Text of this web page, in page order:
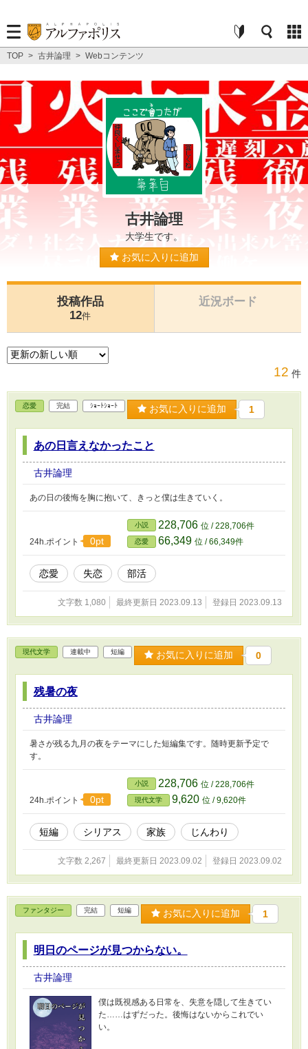
TOP > 古井論理 > Webコンテンツ
古井論理
大学生です。
お気に入りに追加
投稿作品
12件
近況ボード
12 件
恋愛 完結 ｼｮｰﾄｼｮｰﾄ お気に入りに追加 1
あの日言えなかったこと
古井論理
あの日の後悔を胸に抱いて、きっと僕は生きていく。
24h.ポイント 0pt
小説 228,706 位 / 228,706件
恋愛 66,349 位 / 66,349件
恋愛 失恋 部活
文字数 1,080 最終更新日 2023.09.13 登録日 2023.09.13
現代文学 連載中 短編 お気に入りに追加 0
残暑の夜
古井論理
暑さが残る九月の夜をテーマにした短編集です。随時更新予定で
す。
24h.ポイント 0pt
小説 228,706 位 / 228,706件
現代文学 9,620 位 / 9,620件
短編 シリアス 家族 じんわり
文字数 2,267 最終更新日 2023.09.02 登録日 2023.09.02
ファンタジー 完結 短編 お気に入りに追加 1
明日のページが見つからない。
古井論理
僕は既視感ある日常を、失意を隠して生きてい
た……はずだった。後悔はないからこれでい
い。